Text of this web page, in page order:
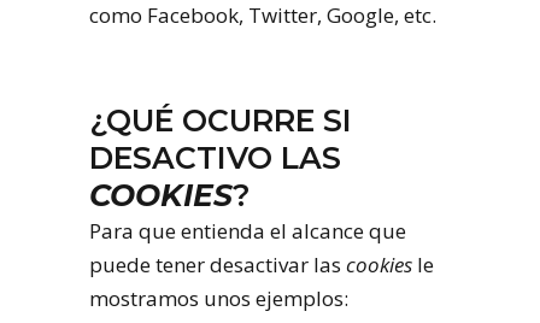
como Facebook, Twitter, Google, etc.
¿QUÉ OCURRE SI
DESACTIVO LAS
COOKIES?
Para que entienda el alcance que
puede tener desactivar las cookies le
mostramos unos ejemplos: